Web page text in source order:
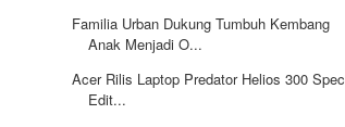
Familia Urban Dukung Tumbuh Kembang
Anak Menjadi O...
Acer Rilis Laptop Predator Helios 300
Edit...